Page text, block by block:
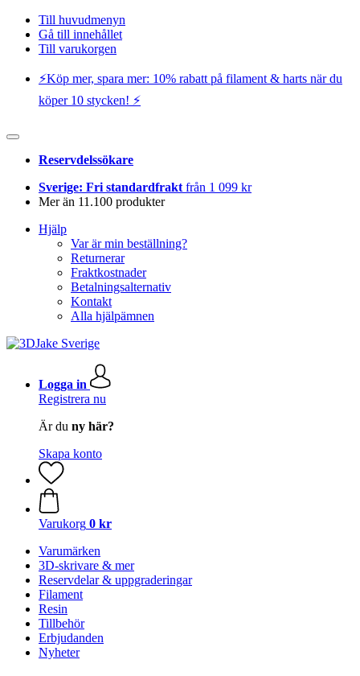
Till huvudmenyn
Gå till innehållet
Till varukorgen
⚡️Köp mer, spara mer: 10% rabatt på filament & harts när du
köper 10 stycken! ⚡️
Reservdelssökare
Sverige: Fri standardfrakt från 1 099 kr
Mer än 11.100 produkter
Hjälp
Var är min beställning?
Returnerar
Fraktkostnader
Betalningsalternativ
Kontakt
Alla hjälpämnen
Logga in
Registrera nu
Är du ny här?
Skapa konto
Varukorg 0 kr
Varumärken
3D-skrivare & mer
Reservdelar & uppgraderingar
Filament
Resin
Tillbehör
Erbjudanden
Nyheter